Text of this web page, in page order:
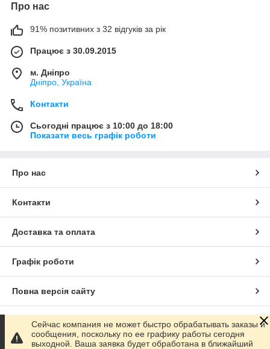
Про нас
91% позитивних з 32 відгуків за рік
Працює з 30.09.2015
м. Дніпро
Дніпро, Україна
Контакти
Сьогодні працює з 10:00 до 18:00
Показати весь графік роботи
Про нас
Контакти
Доставка та оплата
Графік роботи
Повна версія сайту
Сайт створено на маркетплейсі Prom.ua
Сейчас компания не может быстро обрабатывать заказы и
сообщения, поскольку по ее графику работы сегодня
выходной. Ваша заявка будет обработана в ближайший